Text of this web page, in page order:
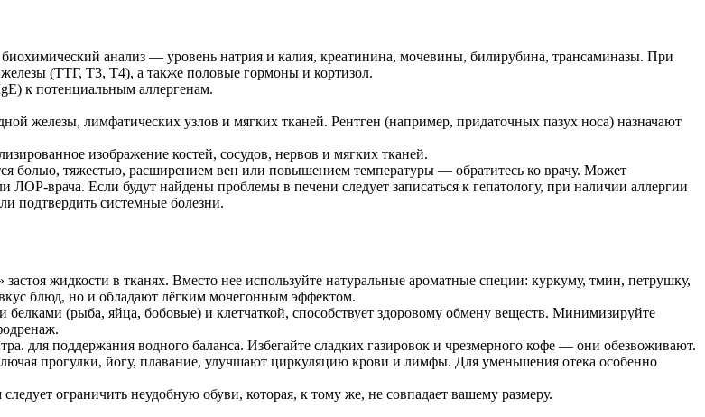
+7 925 443 10 18
callcenter@chillspa.ru
Telegram chat
анализ — уровень натрия и калия, креатинина, мочевины, билирубина, трансаминазы. При
(ТТГ, Т3, Т4), а также половые гормоны и кортизол.
к потенциальным аллергенам.
железы, лимфатических узлов и мягких тканей. Рентген (например, придаточных пазух носа) назначают
изображение костей, сосудов, нервов и мягких тканей.
болью, тяжестью, расширением вен или повышением температуры — обратитесь ко врачу. Может
ЛОР-врача. Если будут найдены проблемы в печени следует записаться к гепатологу, при наличии аллергии
подтвердить системные болезни.
жидкости в тканях. Вместо нее используйте натуральные ароматные специи: куркуму, тмин, петрушку,
блюд, но и обладают лёгким мочегонным эффектом.
(рыба, яйца, бобовые) и клетчаткой, способствует здоровому обмену веществ. Минимизируйте
для поддержания водного баланса. Избегайте сладких газировок и чрезмерного кофе — они обезвоживают.
прогулки, йогу, плавание, улучшают циркуляцию крови и лимфы. Для уменьшения отека особенно
ограничить неудобную обуви, которая, к тому же, не совпадает вашему размеру.